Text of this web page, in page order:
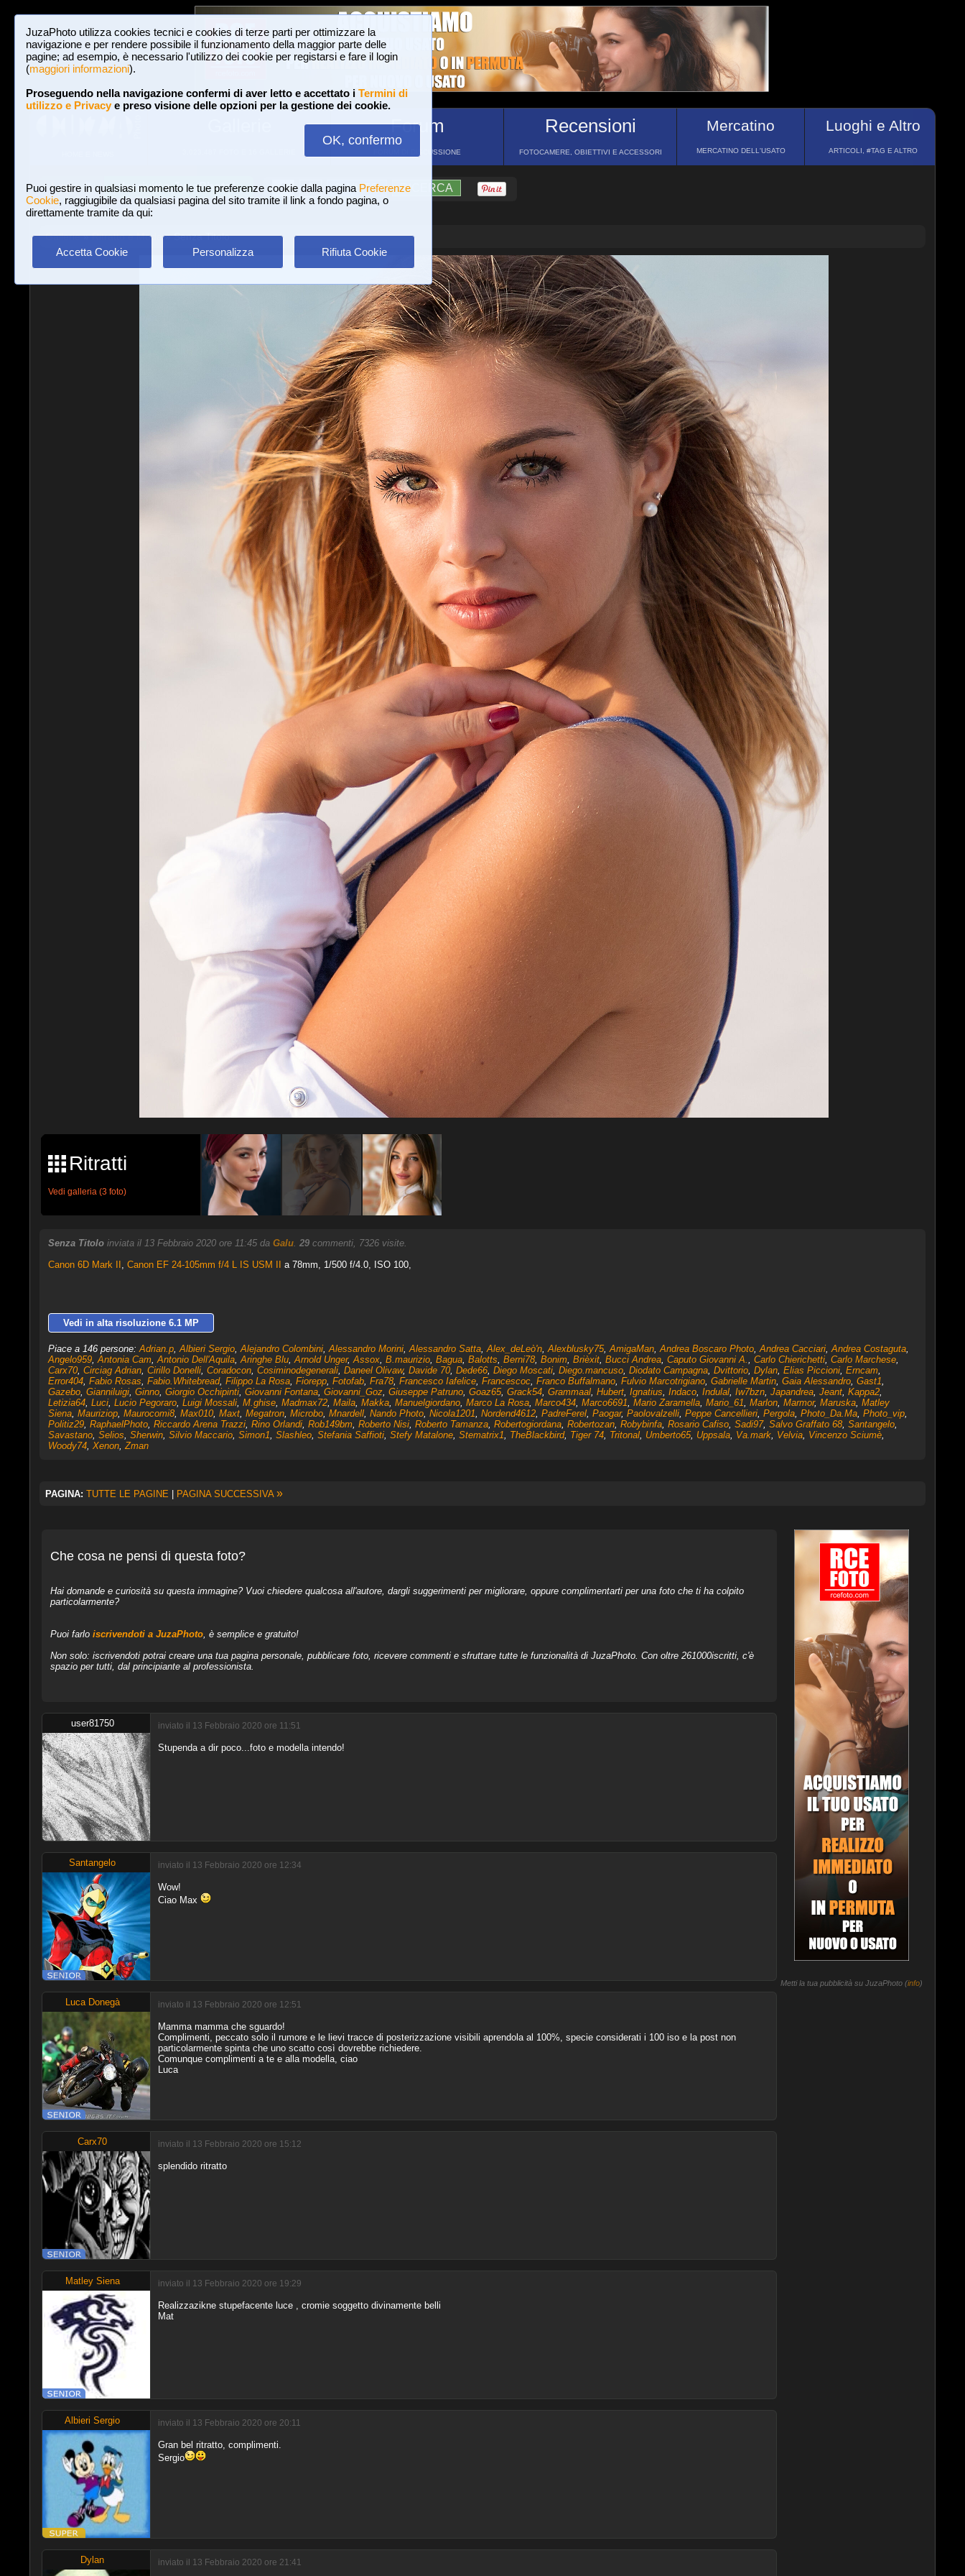
JuzaPhoto utilizza cookies tecnici e cookies di terze parti per ottimizzare la
navigazione e per rendere possibile il funzionamento della maggior parte delle
pagine; ad esempio, è necessario l'utilizzo dei cookie per registarsi e fare il login
(maggiori informazioni).
Proseguendo nella navigazione confermi di aver letto e accettato i Termini di
utilizzo e Privacye preso visione delle opzioni per la gestione dei cookie.
OK, confermo
Puoi gestire in qualsiasi momento le tue preferenze cookie dalla pagina Preferenze
Cookie, raggiugibile da qualsiasi pagina del sito tramite il link a fondo pagina, o
direttamente tramite da qui:
Accetta Cookie Personalizza Rifiuta Cookie
Forum
FORUM DI DISCUSSIONE
Recensioni
FOTOCAMERE, OBIETTIVI E ACCESSORI
Mercatino
MERCATINO DELL'USATO
Luoghi e Altro
ARTICOLI, #TAG E ALTRO
Login Iscriviti a JuzaPhoto! A A ?AIUTO RICERCA
Gallerie»Ritratto e Moda » Senza Titolo
Ritratti
Vedi galleria (3 foto)
Senza Titolo inviata il 13 Febbraio 2020 ore 11:45 da Galu. 29commenti, 7326 visite.
Canon 6D Mark II , Canon EF 24-105mm f/4 L IS USM II a 78mm, 1/500 f/4.0, ISO 100,
Vedi in alta risoluzione 6.1 MP
Piace a 146 persone:Adrian.p,Albieri Sergio,Alejandro Colombini,Alessandro Morini,Alessandro Satta,Alex_deLeò'n,Alexblusky75,AmigaMan,Andrea Boscaro Photo,Andrea Cacciari,Andrea Costaguta,
Angelo959,Antonia Cam,Antonio Dell'Aquila,Aringhe Blu,Arnold Unger,Assox, B.maurizio, Bagua, Balotts, Berni78, Bonim, Brièxit, Bucci Andrea, Caputo Giovanni A., Carlo Chierichetti, Carlo Marchese,
Carx70, Circiag Adrian, Cirillo Donelli, Coradocon, Cosiminodegenerali, Daneel Olivaw, Davide 70, Dede66, Diego Moscati, Diego.mancuso, Diodato Campagna, Dvittorio, Dylan, Elias Piccioni, Erncam,
Error404, Fabio Rosas, Fabio.Whitebread, Filippo La Rosa, Fiorepp, Fotofab, Fra78, Francesco Iafelice, Francescoc, Franco Buffalmano, Fulvio Marcotrigiano, Gabrielle Martin, Gaia Alessandro, Gast1,
Gazebo, Gianniluigi, Ginno, Giorgio Occhipinti, Giovanni Fontana, Giovanni_Goz, Giuseppe Patruno, Goaz65, Grack54, Grammaal, Hubert, Ignatius, Indaco, Indulal, Iw7bzn, Japandrea, Jeant, Kappa2,
Letizia64, Luci, Lucio Pegoraro, Luigi Mossali, M.ghise, Madmax72, Maila, Makka, Manuelgiordano, Marco La Rosa, Marco434, Marco6691, Mario Zaramella, Mario_61, Marlon, Marmor, Maruska, Matley
Siena, Mauriziop, Maurocomi8, Max010, Maxt, Megatron, Microbo, Mnardell, Nando Photo, Nicola1201, Nordend4612, PadreFerel, Paogar, Paolovalzelli, Peppe Cancellieri, Pergola, Photo_Da.Ma, Photo_vip,
Politiz29, RaphaelPhoto, Riccardo Arena Trazzi, Rino Orlandi, Rob149bm, Roberto Nisi, Roberto Tamanza, Robertogiordana, Robertozan, Robybinfa, Rosario Cafiso, Sadi97, Salvo Graffato 68, Santangelo,
Savastano, Selios, Sherwin, Silvio Maccario, Simon1, Slashleo, Stefania Saffioti, Stefy Matalone, Stematrix1, TheBlackbird, Tiger 74, Tritonal, Umberto65, Uppsala, Va.mark, Velvia, Vincenzo Sciumè,
Woody74, Xenon,Zman
PAGINA: TUTTE LE PAGINE PAGINA SUCCESSIVA »
Che cosa ne pensi di questa foto?
Hai domande e curiosità su questa immagine? Vuoi chiedere qualcosa all'autore, dargli suggerimenti per migliorare, oppure complimentarti per una foto che ti ha colpito
particolarmente?
Puoi farlo iscrivendoti a JuzaPhoto, è semplice e gratuito!
Non solo: iscrivendoti potrai creare una tua pagina personale, pubblicare foto, ricevere commenti e sfruttare tutte le funzionalità di JuzaPhoto. Con oltre 261000iscritti, c'è
spazio per tutti, dal principiante al professionista.
user81750 inviato il 13 Febbraio 2020 ore 11:51
Stupenda a dir poco...foto e modella intendo!
Santangelo inviato il 13 Febbraio 2020 ore 12:34
Wow!
Ciao Max
Luca Donegà inviato il 13 Febbraio 2020 ore 12:51
Mamma mamma che sguardo!
Complimenti, peccato solo il rumore e le lievi tracce di posterizzazione visibili aprendola al 100%, specie considerati i 100 iso e la post non
particolarmente spinta che uno scatto così dovrebbe richiedere.
Comunque complimenti a te e alla modella, ciao
Luca
Carx70 inviato il 13 Febbraio 2020 ore 15:12
splendido ritratto
Matley Siena inviato il 13 Febbraio 2020 ore 19:29
Realizzazikne stupefacente luce , cromie soggetto divinamente belli
Mat
Albieri Sergio inviato il 13 Febbraio 2020 ore 20:11
Gran bel ritratto, complimenti.
Sergio
Dylan inviato il 13 Febbraio 2020 ore 21:41
Metti la tua pubblicità su JuzaPhoto (info)